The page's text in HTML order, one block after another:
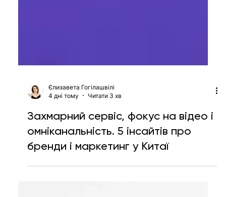
4 дні тому
Читати 3 хв
Захмарний сервіс, фокус на відео і
омніканальність. 5 інсайтів про
бренди і маркетинг у Китаї